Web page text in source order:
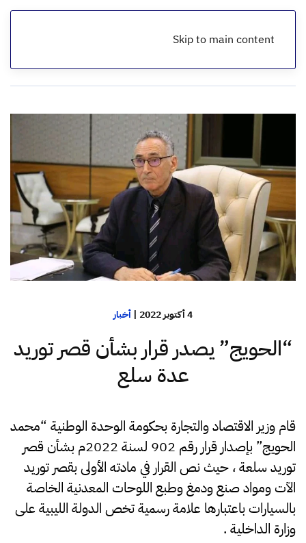
Skip to main content
الرئيسية
4 أكتوبر 2022 | أخبار
“الحويج” يصدر قرار بشأن قصر توريد
عدة سلع
قام وزير الاقتصاد والتجارة بحكومة الوحدة الوطنية “محمد
الحويج” بإصدار قرار رقم 902 لسنة 2022م بشأن قصر
توريد سلعة ، حيث نص القرار في مادته الأولى بقصر توريد
الآت ومواد صنع ودمغ وطبع اللوحات المعدنية الخاصة
بالسيارات باعتبارها علامة رسمية تخص الدولة الليبية على
وزارة الداخلية .